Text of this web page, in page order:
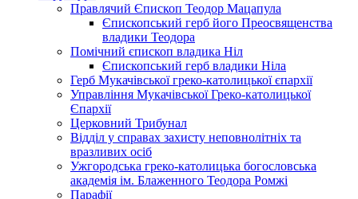
Правлячий Єпископ Теодор Мацапула
Єпископський герб його Преосвященства
владики Теодора
Помічний єпископ владика Ніл
Єпископський герб владики Ніла
Герб Мукачівської греко-католицької єпархії
Управління Мукачівської Греко-католицької
Єпархії
Церковний Трибунал
Відділ у справах захисту неповнолітніх та
вразливих осіб
Ужгородська греко-католицька богословська
академія ім. Блаженного Теодора Ромжі
Парафії